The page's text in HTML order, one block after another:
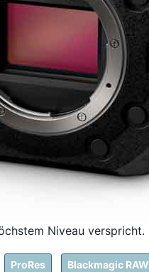
Niveau verspricht.
ProRes Blackmagic RAW